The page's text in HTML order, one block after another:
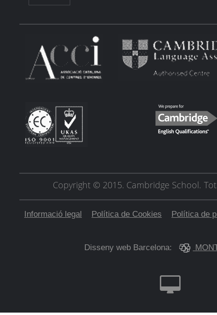
Copyright © 2015. Cambridge School.
Informació legal Política de Cookies Política de
Disseny web Barcelona: